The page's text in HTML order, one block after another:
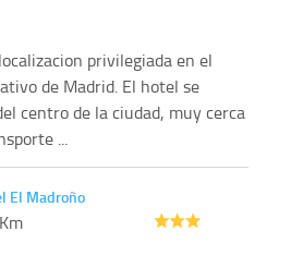
privilegiada en el
de Madrid. El hotel se
centro de la ciudad, muy cerca
...
El Madroño